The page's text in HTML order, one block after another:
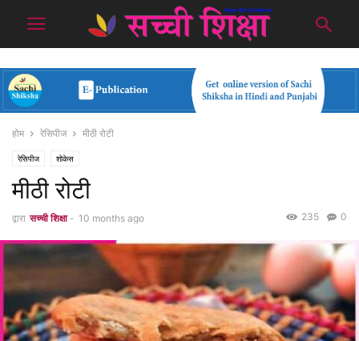
होम रेसिपीज मीठी रोटी
रेसिपीज शोकेस
मीठी रोटी
द्वारा सच्ची शिक्षा - 10 months ago 0
235